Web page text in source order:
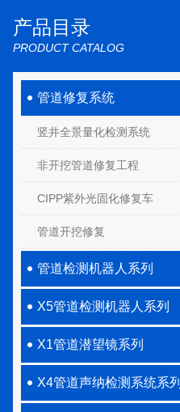
产品目录
PRODUCT CATALOG
管道修复系统
竖井全景量化检测系统
非开挖管道修复工程
CIPP紫外光固化修复车
管道开挖修复
管道检测机器人系列
X5管道检测机器人系列
X1管道潜望镜系列
X4管道声纳检测系统系列